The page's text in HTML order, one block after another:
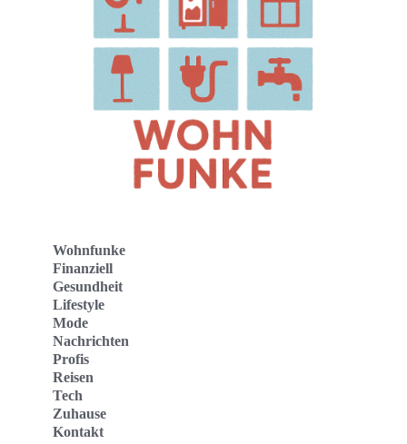
Wohnfunke
Finanziell
Gesundheit
Lifestyle
Mode
Nachrichten
Profis
Reisen
Tech
Zuhause
Kontakt